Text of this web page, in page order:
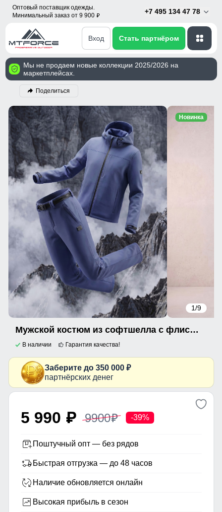
Оптовый поставщик одежды.
Минимальный заказ от 9 900 p
+7 495 134 47 78
Вход Стать партнёром
Мы не продаем новые коллекции 2025/2026 на
маркетплейсах.
Поделиться
1/9
Новинка
Мужской костюм из софтшелла с флисом и мембраной — утепленный синего цвета 09615S
В наличии Гарантия качества!
Заберите до 350 000 ₽
партнёрских денег
5 990 p 9900p -39%
Поштучный опт — без рядов
Быстрая отгрузка — до 48 часов
Наличие обновляется онлайн
Высокая прибыль в сезон